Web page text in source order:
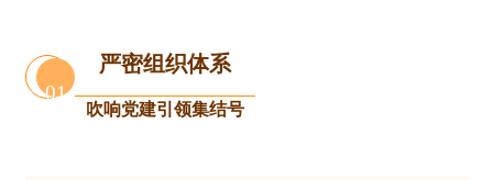
01
严密组织体系
吹响党建引领集结号